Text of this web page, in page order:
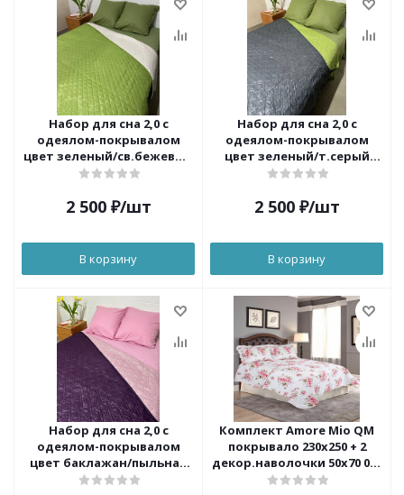
Набор для сна 2,0 с
одеялом-покрывалом
цвет зеленый/св.бежевый
ОРХИДЕЯ
2 500₽/шт
В корзину
Набор для сна 2,0 с
одеялом-покрывалом
цвет зеленый/т.серый
ОРХИДЕЯ
2 500₽/шт
В корзину
Набор для сна 2,0 с
одеялом-покрывалом
цвет баклажан/пыльная
роза ОРХИДЕЯ
Комплект Amore Mio QM
покрывало 230х250 + 2
декор.наволочки 50х70 018
Absolute